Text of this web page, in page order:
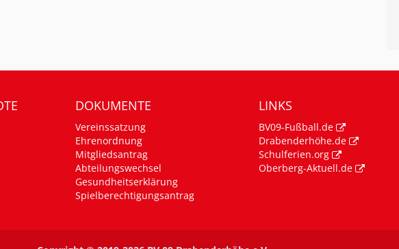
DOKUMENTE
Vereinssatzung
Ehrenordnung
Mitgliedsantrag
Abteilungswechsel
Gesundheitserklärung
Spielberechtigungsantrag
LINKS
BV09-Fußball.de
Drabenderhöhe.de
Schulferien.org
Oberberg-Aktuell.de